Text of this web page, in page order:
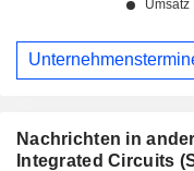
Nachrichten in
Integrated Circuits